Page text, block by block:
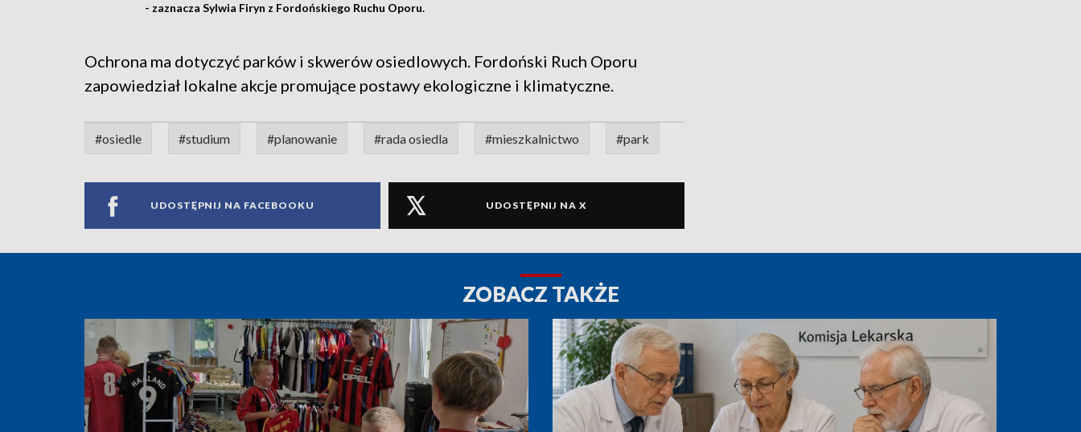
- zaznacza Sylwia Firyn z Fordońskiego Ruchu Oporu.
Ochrona ma dotyczyć parków i skwerów osiedlowych. Fordoński Ruch Oporu
zapowiedział lokalne akcje promujące postawy ekologiczne i klimatyczne.
#osiedle #studium #planowanie #rada osiedla #mieszkalnictwo #park
UDOSTĘPNIJ NA FACEBOOKU UDOSTĘPNIJ NA X
ZOBACZ TAKŻE